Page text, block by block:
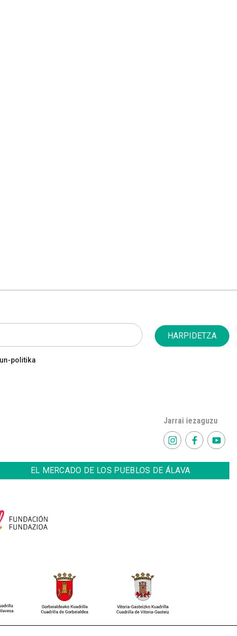
politika
HARPIDETZA
Jarrai iezaguzu
EL MERCADO DE LOS PUEBLOS DE ÁLAVA